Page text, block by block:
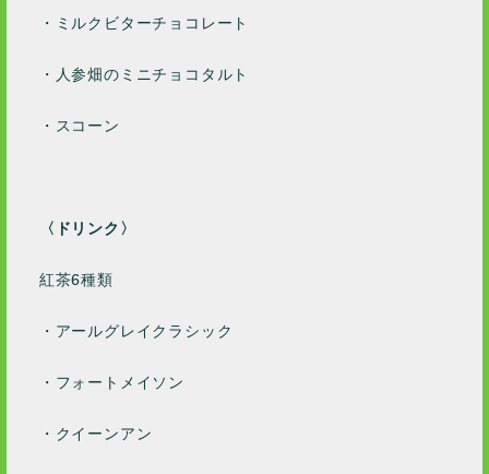
2019 / 5
2019 / 1
・ミルクビターチョコレート
・人参畑のミニチョコタルト
・スコーン
〈ドリンク〉
紅茶6種類
・アールグレイクラシック
・フォートメイソン
・クイーンアン